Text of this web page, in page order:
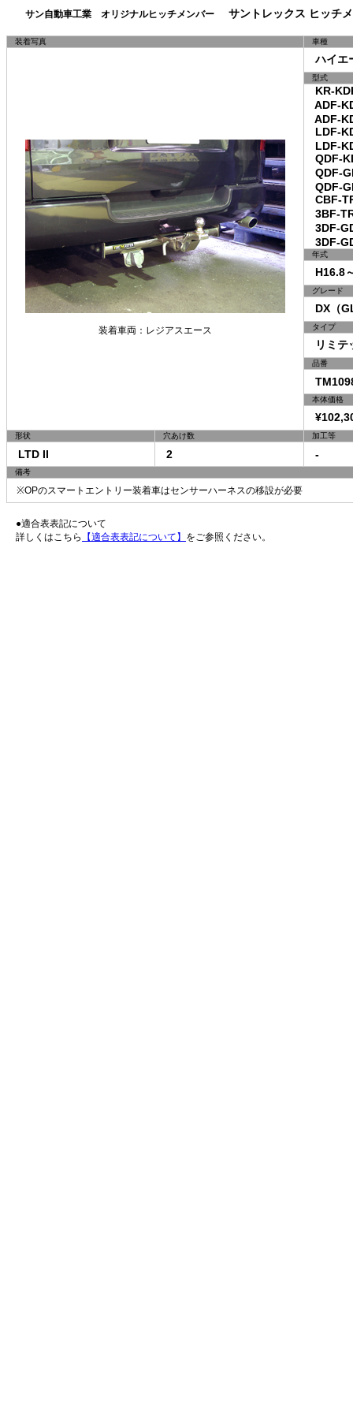
サン自動車工業 オリジナルヒッチメンバー サントレックス ヒッチ
装着写真 車種
装着車両：レジアスエース
ハイエ
型式
KR-
ADF-
ADF-
LDF-
LDF-
QDF-
QDF-
QDF-
CBF-
3BF-
3DF-
3DF-
年式
H16.8
グレード
DX（
タイプ
リミテ
品番
本体価格
形状 穴あけ数 加工等
LTD II 2 -
備考
※OPのスマートエントリー装着車はセンサーハーネスの移設が必要
●適合表表記について
詳しくはこちら
【適合表表記について】 をご参照ください。